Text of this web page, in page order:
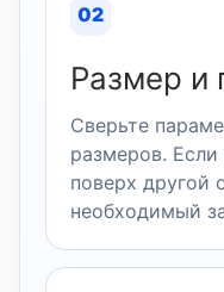
02
Размер и
Сверьте
размеров. Если
поверх другой
необходимый